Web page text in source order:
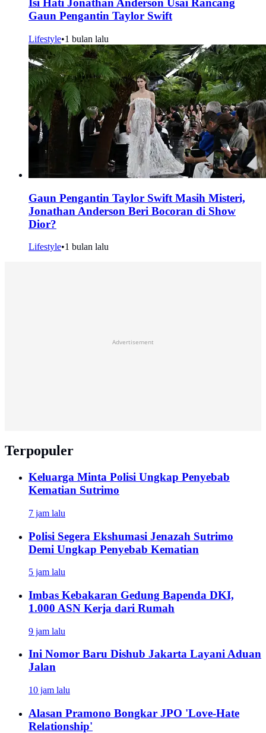
Isi Hati Jonathan Anderson Usai Rancang
Gaun Pengantin Taylor Swift
Lifestyle•1 bulan lalu
Gaun Pengantin Taylor Swift Masih Misteri,
Jonathan Anderson Beri Bocoran di Show
Dior?
Lifestyle•1 bulan lalu
Advertisement
Terpopuler
Keluarga Minta Polisi Ungkap Penyebab
Kematian Sutrimo
7 jam lalu
Polisi Segera Ekshumasi Jenazah Sutrimo
Demi Ungkap Penyebab Kematian
5 jam lalu
Imbas Kebakaran Gedung Bapenda DKI,
1.000 ASN Kerja dari Rumah
9 jam lalu
Ini Nomor Baru Dishub Jakarta Layani Aduan
Jalan
10 jam lalu
Alasan Pramono Bongkar JPO 'Love-Hate
Relationship'